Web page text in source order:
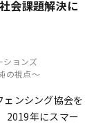
会課題解決に
ションズ
の視点〜
ンシング協会を
2019年にスマー